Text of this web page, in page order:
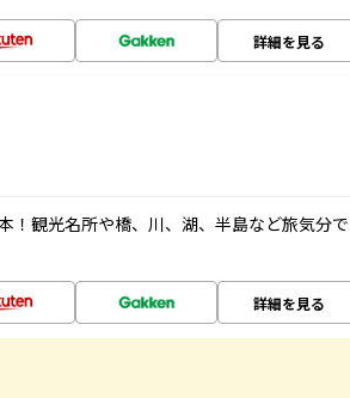
詳細を見る
！観光名所や橋、川、湖、半島など旅気分で
詳細を見る